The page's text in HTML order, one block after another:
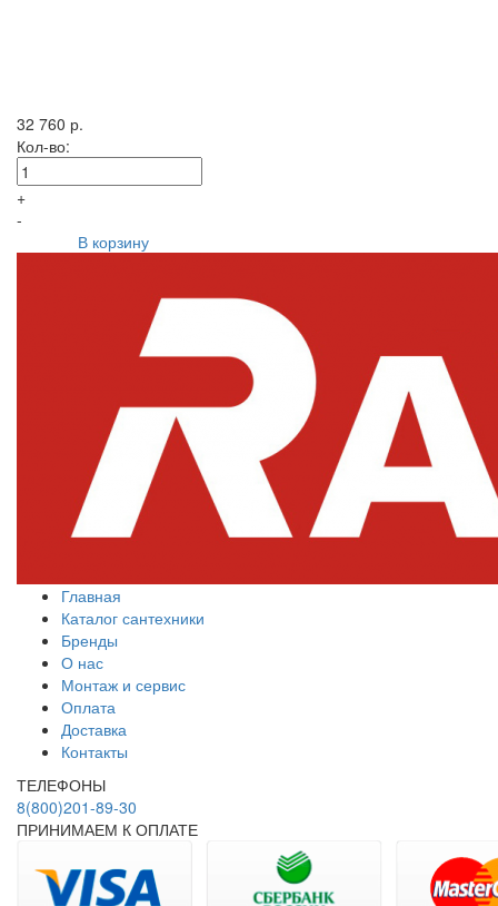
32 760 р.
Кол-во:
+
-
В корзину
Главная
Каталог сантехники
Бренды
О нас
Монтаж и сервис
Оплата
Доставка
Контакты
ТЕЛЕФОНЫ
8(800)201-89-30
ПРИНИМАЕМ К ОПЛАТЕ